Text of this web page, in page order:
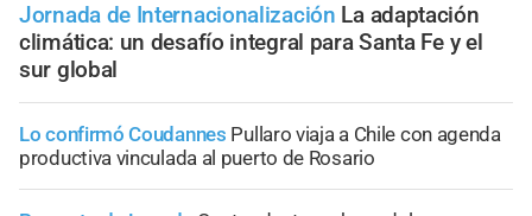
Jornada de Internacionalización La adaptación
climática: un desafío integral para Santa Fe y el
sur global
Lo confirmó Coudannes Pullaro viaja a Chile con agenda
productiva vinculada al puerto de Rosario